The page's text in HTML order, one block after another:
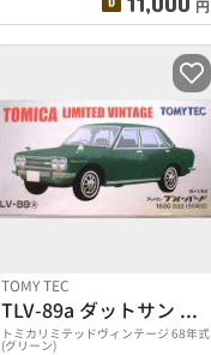
円
TOMY TEC
TLV-89a ダットサン ブルーバード 1600 SSS
トミカリミテッドヴィンテージ 68年式
(グリーン)